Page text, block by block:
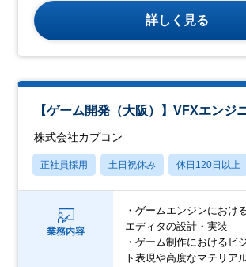
詳しく見る
【ゲーム開発（大阪）】VFXエンジ
株式会社カプコン
正社員採用 土日祝休み 休日120日以上
業務内容
・ゲームエンジンにおけ
エディタの設計・実装
・ゲーム制作におけるビ
ト表現や高度なマテリア